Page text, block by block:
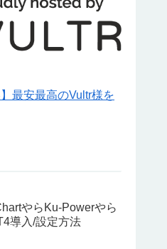
最安最高のVultr様を
やらKu-Powerやら
導入/設定方法